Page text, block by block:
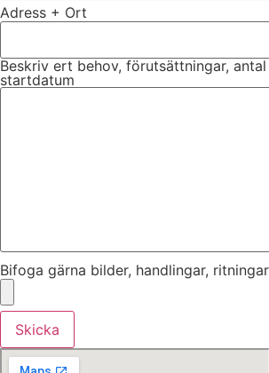
Adress + Ort
Beskriv ert behov, förutsättningar,
startdatum
Bifoga gärna bilder, handlingar,
Skicka